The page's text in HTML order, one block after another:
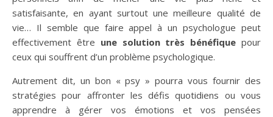
satisfaisante, en ayant surtout une meilleure qualité de
vie… Il semble que faire appel à un psychologue peut
effectivement être une solution très bénéfique pour
ceux qui souffrent d’un problème psychologique.
Autrement dit, un bon « psy » pourra vous fournir des
stratégies pour affronter les défis quotidiens ou vous
apprendre à gérer vos émotions et vos pensées